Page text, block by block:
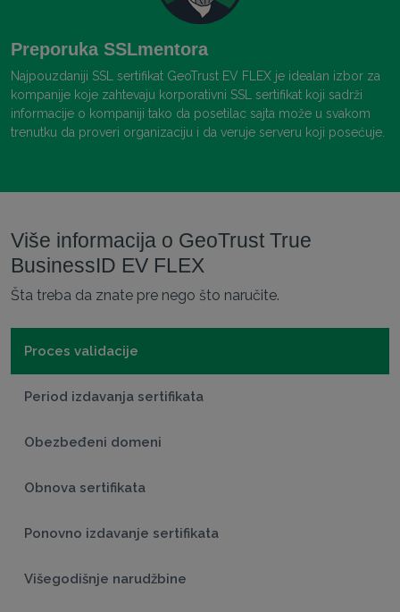
Preporuka SSLmentora
Najpouzdaniji SSL sertifikat GeoTrust EV FLEX je idealan izbor za
kompanije koje zahtevaju korporativni SSL sertifikat koji sadrži
informacije o kompaniji tako da posetilac sajta može u svakom
trenutku da proveri organizaciju i da veruje serveru koji posećuje.
Više informacija o GeoTrust True
BusinessID EV FLEX
Šta treba da znate pre nego što naručite.
Proces validacije
Period izdavanja sertifikata
Obezbeđeni domeni
Obnova sertifikata
Ponovno izdavanje sertifikata
Višegodišnje narudžbine